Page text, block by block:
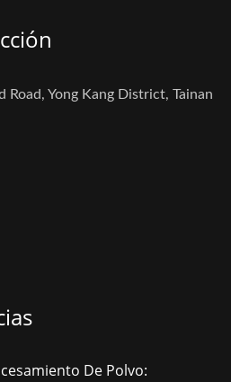
Road, Yong Kang District, Tainan
De Polvo: